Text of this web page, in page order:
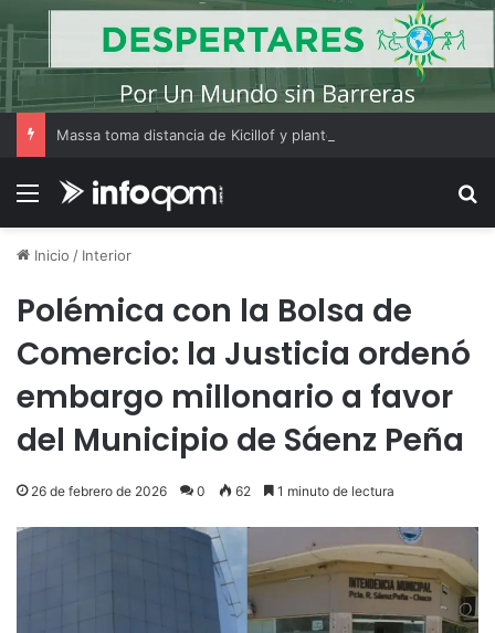
Menú
Inicio / Interior
Polémica con la Bolsa de
Comercio: la Justicia ordenó
embargo millonario a favor
del Municipio de Sáenz Peña
26 de febrero de 2026 0 62 1 minuto de lectura